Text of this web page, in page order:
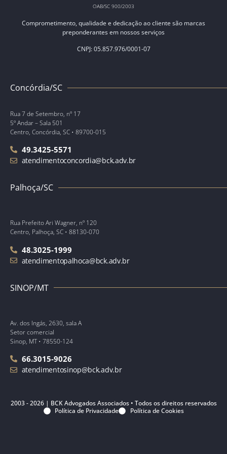
OAB/SC 900/2003
Comprometimento, qualidade e dedicação ao cliente são marcas
preponderantes em nossos serviços
CNPJ: 05.857.976/0001-07
Concórdia/SC
Rua 7 de Setembro, nº 17
5º Andar – Sala 501
Centro, Concórdia, SC • 89700-015
49.3425-5571
atendimentoconcordia@bck.adv.br
Palhoça/SC
Rua Prefeito Ari Wagner, nº 120
Centro, Palhoça, SC • 88130-070
48.3025-1999
atendimentopalhoca@bck.adv.br
SINOP/MT
Av. dos Ingás, 2630, sala A
Setor comercial
Sinop, MT • 78550-124
66.3015-9026
atendimentosinop@bck.adv.br
2003 - 2026 | BCK Advogados Associados • Todos os direitos reservados
Política de Privacidade
Política de Cookies